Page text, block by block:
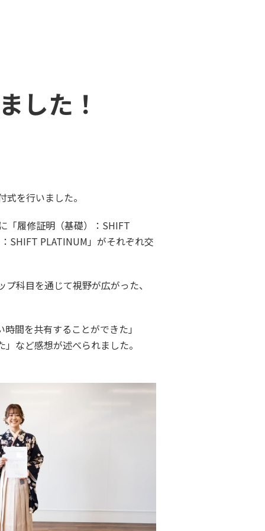
した！
を行いました。
「履修証明（基礎）：SHIFT
SHIFT PLATINUM」がそれぞれ交
科目を通じて視野が広がった、
間を共有することができた」
など感想が述べられました。